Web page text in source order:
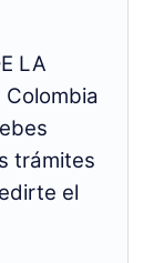
LA
Colombia
trámites
el